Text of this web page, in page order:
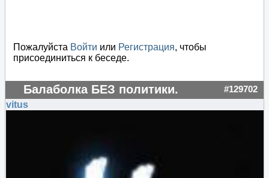
Пожалуйста Войти или Регистрация, чтобы
присоединиться к беседе.
Балаболка БЕЗ политики. #129702
vitus